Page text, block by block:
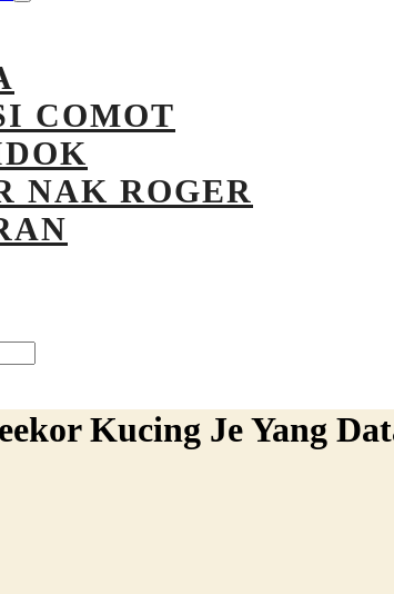
COMOT
NAK ROGER
Kucing Je Yang